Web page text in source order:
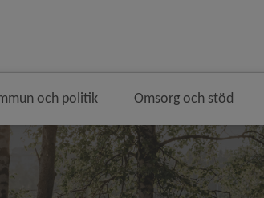
och politik Omsorg och stöd